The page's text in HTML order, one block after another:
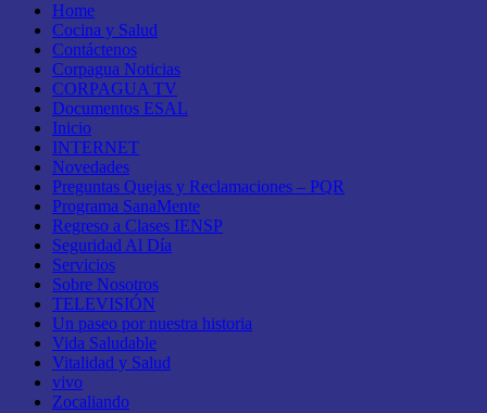
Home
Cocina y Salud
Contáctenos
Corpagua Noticias
CORPAGUA TV
Documentos ESAL
Inicio
INTERNET
Novedades
Preguntas Quejas y Reclamaciones – PQR
Programa SanaMente
Regreso a Clases IENSP
Seguridad Al Día
Servicios
Sobre Nosotros
TELEVISIÓN
Un paseo por nuestra historia
Vida Saludable
Vitalidad y Salud
vivo
Zocaliando